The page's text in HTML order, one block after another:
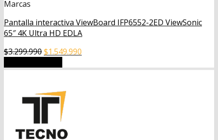
Marcas
Pantalla interactiva ViewBoard IFP6552-2ED ViewSonic
65″ 4K Ultra HD EDLA
$3.299.990El
original
$3.299.990.
$1.549.990
actual